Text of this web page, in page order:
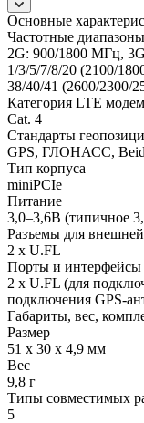
Основные
Частотные диапазоны
2G: 900/1800 МГц,
1/3/5/7/8/20 (2100/
38/40/41 (2600/2300/
Категория LTE
Cat. 4
Стандарты
GPS, ГЛОНАСС,
Тип корпуса
miniPCIe
Питание
3,0–3,6В (типичное
Разъемы для
2 x U.FL
Порты и интерфейсы
2 x U.FL (для
подключения GPS-
Габариты, вес,
Размер
51 x 30 x 4,9 мм
Вес
9,8 г
Типы совместимых
5